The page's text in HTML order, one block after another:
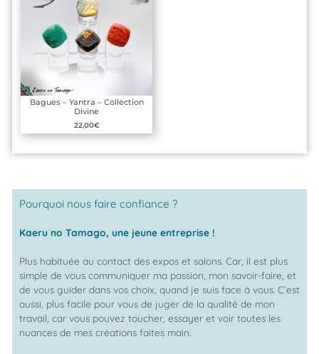
Bagues – Yantra – Collection
Divine
22,00€
Pourquoi nous faire confiance ?
Kaeru no Tamago, une jeune entreprise !
Plus habituée au contact des expos et salons. Car, il est plus
simple de vous communiquer ma passion, mon savoir-faire, et
de vous guider dans vos choix, quand je suis face à vous. C’est
aussi, plus facile pour vous de juger de la qualité de mon
travail, car vous pouvez toucher, essayer et voir toutes les
nuances de mes créations faites main.